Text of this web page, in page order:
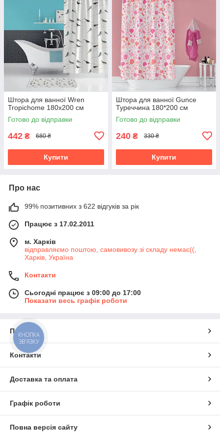
Штора для ванної Wren
Tropichome 180x200 cм
Готово до відправки
442 ₴ 680 ₴
Купити
Штора для ванної Gunce
Туреччина 180*200 см
Готово до відправки
240 ₴ 330 ₴
Купити
Про нас
99% позитивних з 622 відгуків за рік
Працює з 17.02.2011
м. Харків
відправляємо поштою, самовивозу зі складу немає((,
Харків, Україна
Контакти
Сьогодні працює з 09:00 до 17:00
Показати весь графік роботи
Про нас
Контакти
Доставка та оплата
Графік роботи
Повна версія сайту
КНОПКА
ЗВ'ЯЗКУ